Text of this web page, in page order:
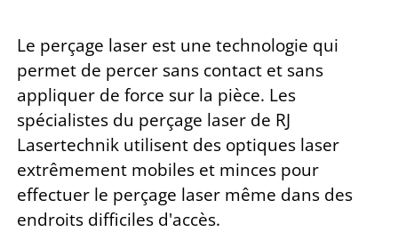
Le perçage laser est une technologie qui
permet de percer sans contact et sans
appliquer de force sur la pièce. Les
spécialistes du perçage laser de RJ
Lasertechnik utilisent des optiques laser
extrêmement mobiles et minces pour
effectuer le perçage laser même dans des
endroits difficiles d'accès.